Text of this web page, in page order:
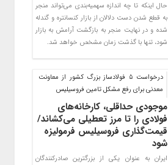
حال اینکه تا چه اندازه سهمیه‌بندی می‌تواند منجر
به قطع شدن دست دلالان از بازار کنسانتره و گندله
شده و در نهایت منجر به بازگشت آرامش به بازار
شود، تنها با گذشت زمان مشخص خواهد شد.
درخواست 5 فولادساز بزرگ کشور از معاونت
معدنی برای رفع مشکل تامین فروسیلیس
موجودی حداقلی، کارخانه‌های
فولادی را تا مرز تعطیلی می‌کشاند/
قیمت‌گذاری فروسیلیس فرمولیزه
شود
ایران به عنوان یکی از بزرگترین صادرکنندگان